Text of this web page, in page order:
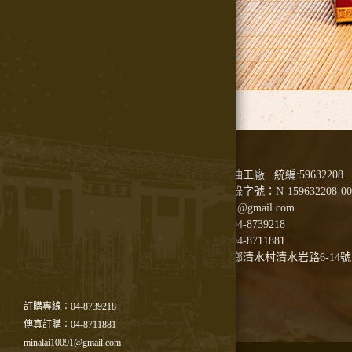
訂購專線：04-8739218
傳真訂購：04-8711881
minalai10091@gmail.com
社頭泉昌醬油工廠 統編:59632208
食品業者登錄字號：N-159632208-
minalai10091@gmail.com
訂購專線：04-8739218
傳真訂購：04-8711881
彰化縣社頭鄉清水村清水岩路6-14號